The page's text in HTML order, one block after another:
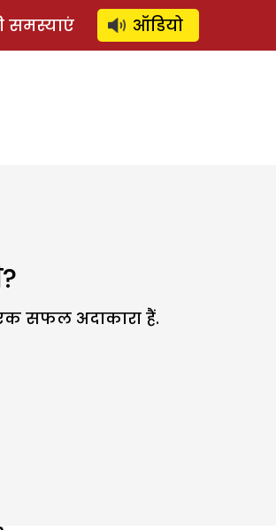
⚲ SUBSCRIBE
समस्याएं ऑडियो
सफल अदाकारा हैं.